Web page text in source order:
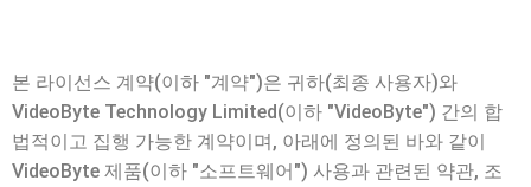
블루레이 복사
본 라이선스 계약(이하 "계약")은 귀하(최종 사용자)와
VideoByte Technology Limited(이하 "VideoByte") 간의 합
법적이고 집행 가능한 계약이며, 아래에 정의된 바와 같이
VideoByte 제품(이하 "소프트웨어") 사용과 관련된 약관, 조